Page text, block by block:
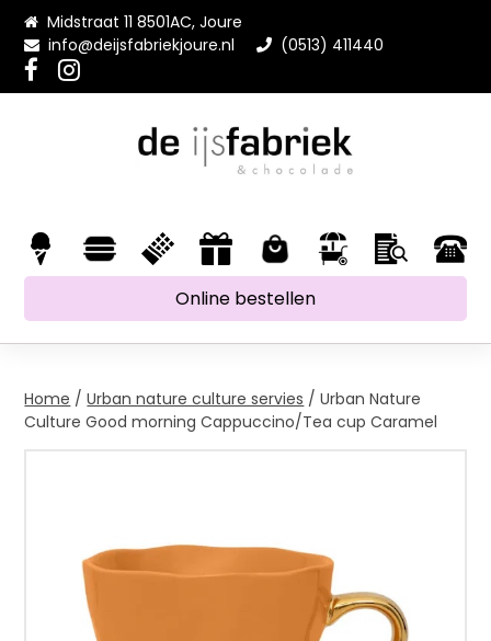
Midstraat 11 8501AC, Joure
info@deijsfabriekjoure.nl
(0513) 411440
Online bestellen
Home /Urban nature culture servies / Urban Nature
Culture Good morning Cappuccino/Tea cup Caramel